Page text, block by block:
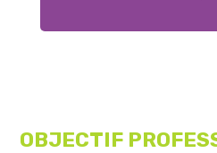
OBJECTIF